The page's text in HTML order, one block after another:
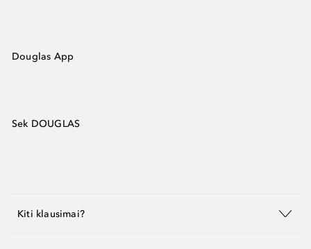
Douglas App
Sek DOUGLAS
Kiti klausimai?